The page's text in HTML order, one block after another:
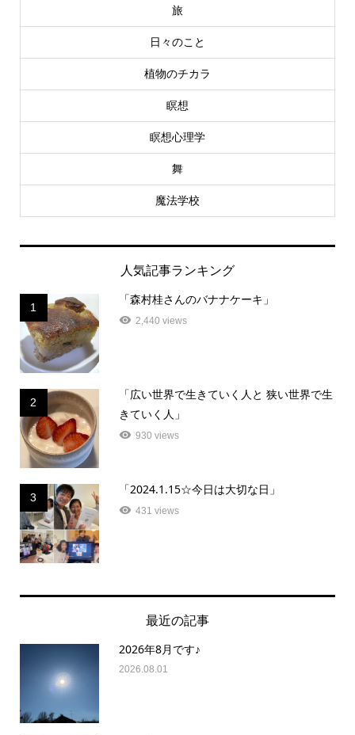
旅
日々のこと
植物のチカラ
瞑想
瞑想心理学
舞
魔法学校
人気記事ランキング
1
「森村桂さんのバナナケーキ」
2,440 views
2
「広い世界で生きていく人と 狭い世界で生
きていく人」
930 views
3
「2024.1.15☆今日は大切な日」
431 views
最近の記事
2026年8月です♪
2026.08.01